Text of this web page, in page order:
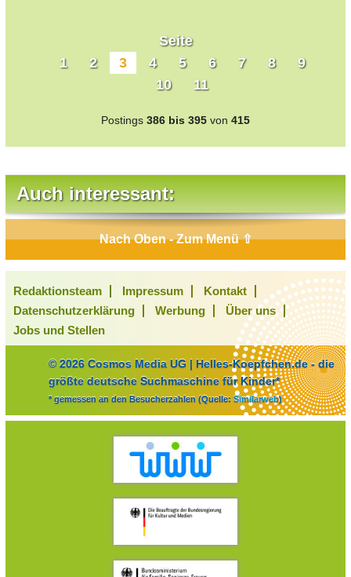
Seite
1
2 3 4 5 6 7 8
9
10
11
Postings 386 bis 395 von 415
Auch interessant:
Nach Oben - Zum Menü ⇧
Redaktionsteam Impressum
Kontakt
Datenschutzerklärung
Werbung
Über uns
Jobs und Stellen
© 2026 Cosmos Media UG | Helles-Koepfchen.de - die
größte deutsche Suchmaschine für Kinder*
* gemessen an den Besucherzahlen (Quelle: Similarweb)